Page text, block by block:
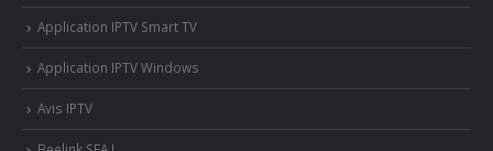
Application IPTV Smart TV
Application IPTV Windows
Avis IPTV